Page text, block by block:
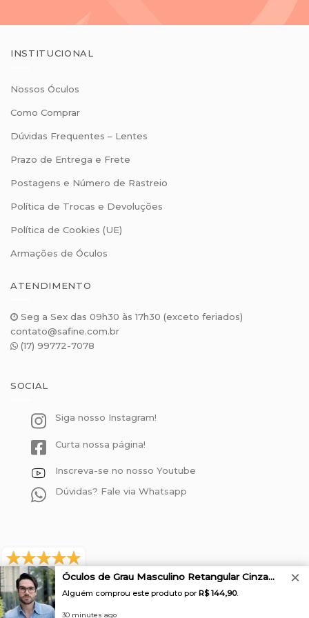
INSTITUCIONAL
Nossos Óculos
Como Comprar
Dúvidas Frequentes – Lentes
Prazo de Entrega e Frete
Postagens e Número de Rastreio
Política de Trocas e Devoluções
Política de Cookies (UE)
Armações de Óculos
ATENDIMENTO
Seg a Sex das 09h30 às 17h30 (exceto feriados)
contato@safine.com.br
(17) 99772-7078
SOCIAL
Siga nosso Instagram!
Curta nossa página!
Inscreva-se no nosso Youtube
Dúvidas? Fale via Whatsapp
571 avaliações reais Óculos de Grau Masculino Retangular Cinza Marcos 2.0
Alguém comprou este produto por R$ 144,90.
30 minutes ago
×